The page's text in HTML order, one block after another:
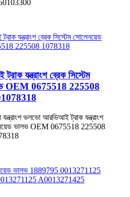
যন্ত্রাংশ ব্রেক সিস্টেম
OEM 0675518 225508
ভলভো আরভিআই ট্রাক যন্ত্রাংশ
ভালভ OEM 0675518 225508